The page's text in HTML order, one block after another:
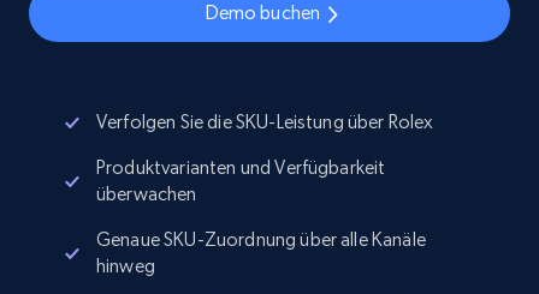
Demo buchen
Verfolgen Sie die SKU-Leistung über Rolex
Produktvarianten und Verfügbarkeit
überwachen
Genaue SKU-Zuordnung über alle Kanäle
hinweg